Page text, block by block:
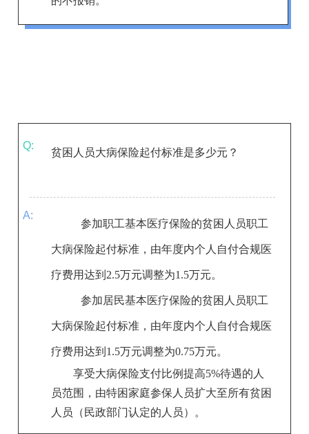
Q:
贫困人员大病保险起付标准是多少元？
A:
参加职工基本医疗保险的贫困人员职工
大病保险起付标准，由年度内个人自付合规医
疗费用达到2.5万元调整为1.5万元。
参加居民基本医疗保险的贫困人员职工
大病保险起付标准，由年度内个人自付合规医
疗费用达到 1 .5万元调整为0.75万元。
享受大病保险支付比例提高5%待遇的人
员范围，由特困家庭参保人员扩大至所有贫困
人员（民政部门认定的人员）。